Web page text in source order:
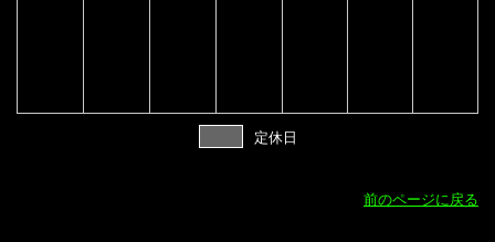
定休日
前のページに戻る